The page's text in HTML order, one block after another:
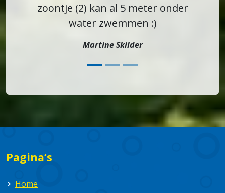
zoontje (2) kan al 5 meter onder
water zwemmen :)
Martine Skilder
Pagina’s
Home